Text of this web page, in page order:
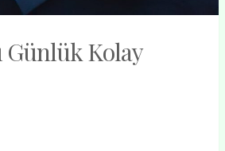
Günlük Kolay